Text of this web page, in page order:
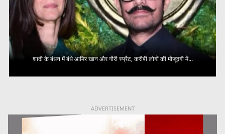
शादी के बंधन में बंधे आमिर खान और गौरी स्प्रैट, करीबी लोगों की मौजूदगी में...
ADVERTISEMENT